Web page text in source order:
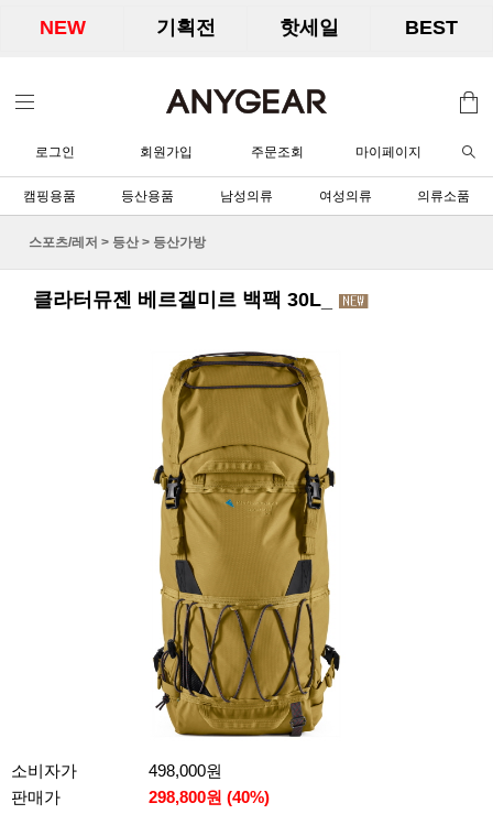
NEW 기획전 핫세일 BEST
로그인 회원가입 주문조회 마이페이지
캠핑용품 등산용품 남성의류 여성의류 의류소품
스포츠/레저 > 등산 > 등산가방
클라터뮤젠 베르겔미르 백팩 30L_
소비자가
498,000원
판매가
298,800원 (40%)